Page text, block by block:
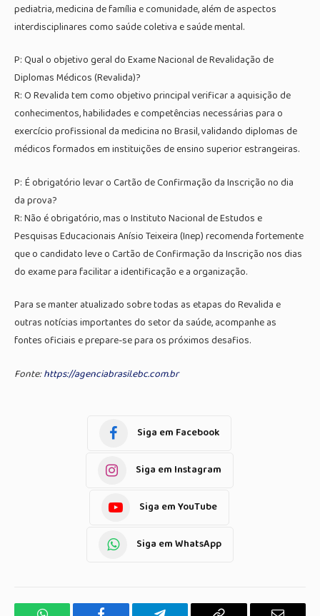
pediatria, medicina de família e comunidade, além de aspectos
interdisciplinares como saúde coletiva e saúde mental.
P: Qual o objetivo geral do Exame Nacional de Revalidação de
Diplomas Médicos (Revalida)?
R: O Revalida tem como objetivo principal verificar a aquisição de
conhecimentos, habilidades e competências necessárias para o
exercício profissional da medicina no Brasil, validando diplomas de
médicos formados em instituições de ensino superior estrangeiras.
P: É obrigatório levar o Cartão de Confirmação da Inscrição no dia
da prova?
R: Não é obrigatório, mas o Instituto Nacional de Estudos e
Pesquisas Educacionais Anísio Teixeira (Inep) recomenda fortemente
que o candidato leve o Cartão de Confirmação da Inscrição nos dias
do exame para facilitar a identificação e a organização.
Para se manter atualizado sobre todas as etapas do Revalida e
outras notícias importantes do setor da saúde, acompanhe as
fontes oficiais e prepare-se para os próximos desafios.
Fonte:https://agenciabrasil.ebc.com.br
Siga em Facebook
Siga em Instagram
Siga em YouTube
Siga em WhatsApp